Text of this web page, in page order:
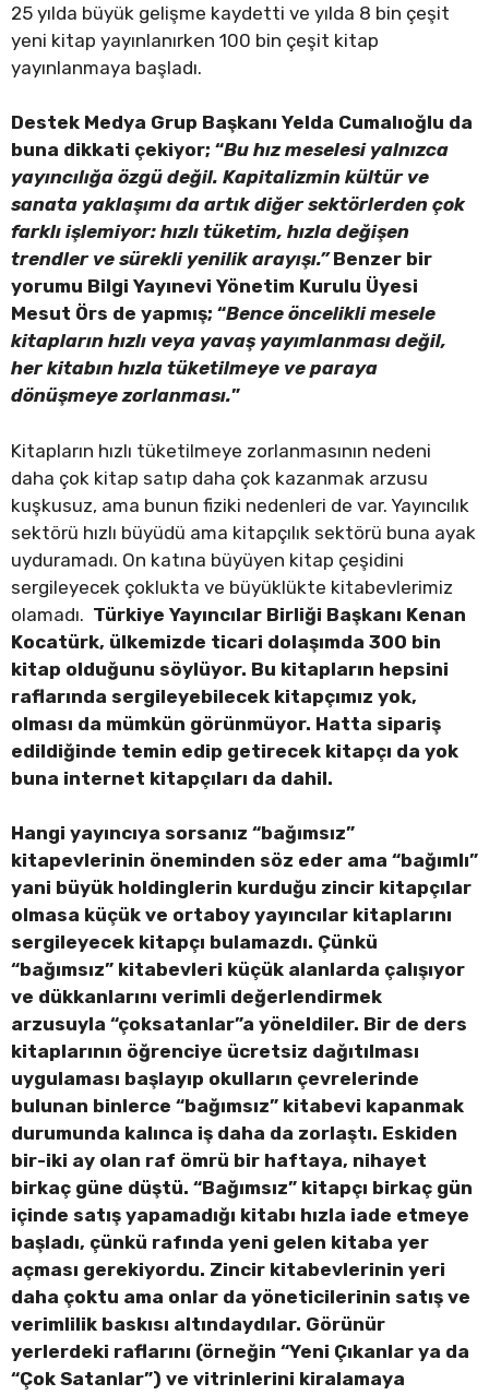
25 yılda büyük gelişme kaydetti ve yılda 8 bin çeşit
yeni kitap yayınlanırken 100 bin çeşit kitap
yayınlanmaya başladı.
Destek Medya Grup Başkanı Yelda Cumalıoğlu da
buna dikkati çekiyor; “Bu hız meselesi yalnızca
yayıncılığa özgü değil. Kapitalizmin kültür ve
sanata yaklaşımı da artık diğer sektörlerden çok
farklı işlemiyor: hızlı tüketim, hızla değişen
trendler ve sürekli yenilik arayışı.”Benzer bir
yorumu Bilgi Yayınevi Yönetim Kurulu Üyesi
Mesut Örs de yapmış; “Bence öncelikli mesele
kitapların hızlı veya yavaş yayımlanması değil,
her kitabın hızla tüketilmeye ve paraya
dönüşmeye zorlanması.”
Kitapların hızlı tüketilmeye zorlanmasının nedeni
daha çok kitap satıp daha çok kazanmak arzusu
kuşkusuz, ama bunun fiziki nedenleri de var. Yayıncılık
sektörü hızlı büyüdü ama kitapçılık sektörü buna ayak
uyduramadı. On katına büyüyen kitap çeşidini
sergileyecek çoklukta ve büyüklükte kitabevlerimiz
olamadı. Türkiye Yayıncılar Birliği Başkanı Kenan
Kocatürk, ülkemizde ticari dolaşımda 300 bin
kitap olduğunu söylüyor. Bu kitapların hepsini
raflarında sergileyebilecek kitapçımız yok,
olması da mümkün görünmüyor. Hatta sipariş
edildiğinde temin edip getirecek kitapçı da yok
buna internet kitapçıları da dahil.
Hangi yayıncıya sorsanız “bağımsız”
kitapevlerinin öneminden söz eder ama “bağımlı”
yani büyük holdinglerin kurduğu zincir kitapçılar
olmasa küçük ve ortaboy yayıncılar kitaplarını
sergileyecek kitapçı bulamazdı. Çünkü
“bağımsız” kitabevleri küçük alanlarda çalışıyor
ve dükkanlarını verimli değerlendirmek
arzusuyla “çoksatanlar”a yöneldiler. Bir de ders
kitaplarının öğrenciye ücretsiz dağıtılması
uygulaması başlayıp okulların çevrelerinde
bulunan binlerce “bağımsız” kitabevi kapanmak
durumunda kalınca iş daha da zorlaştı. Eskiden
bir-iki ay olan raf ömrü bir haftaya, nihayet
birkaç güne düştü. “Bağımsız” kitapçı birkaç gün
içinde satış yapamadığı kitabı hızla iade etmeye
başladı, çünkü rafında yeni gelen kitaba yer
açması gerekiyordu. Zincir kitabevlerinin yeri
daha çoktu ama onlar da yöneticilerinin satış ve
verimlilik baskısı altındaydılar. Görünür
yerlerdeki raflarını (örneğin “Yeni Çıkanlar ya da
“Çok Satanlar”) ve vitrinlerini kiralamaya